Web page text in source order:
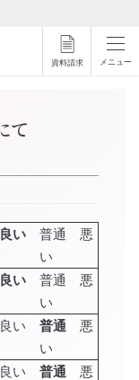
資料請求 メニュー
て
良い 普通 悪
い
良い 普通 悪
い
良い 普通 悪
い
良い 普通 悪